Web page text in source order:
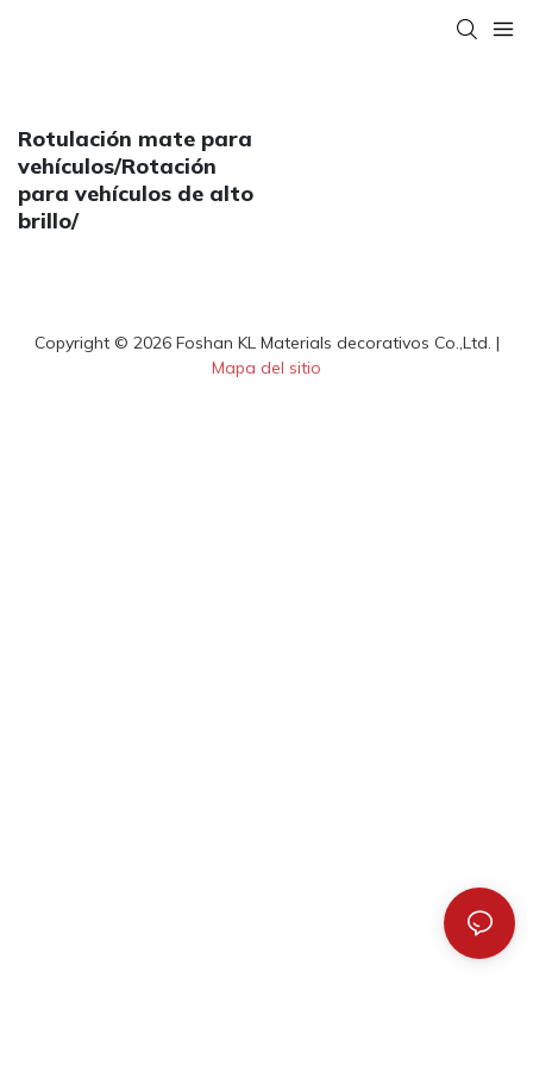
Rotulación mate para
vehículos/Rotación
para vehículos de alto
brillo/
Copyright © 2026 Foshan KL Materials decorativos Co.,Ltd. |
Mapa del sitio